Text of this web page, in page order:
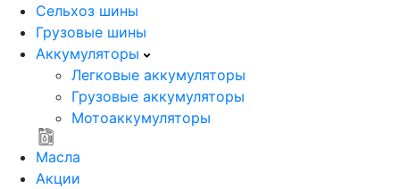
Сельхоз шины
Грузовые шины
Аккумуляторы
Легковые аккумуляторы
Грузовые аккумуляторы
Мотоаккумуляторы
Масла
Акции